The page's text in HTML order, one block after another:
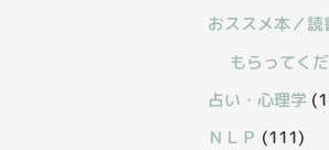
おススメ本／読
もらってく
占い・心理学
ＮＬＰ (111)